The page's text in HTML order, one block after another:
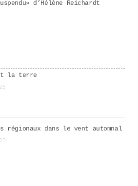
d’Hélène Reichardt
la terre
régionaux dans le vent automnal